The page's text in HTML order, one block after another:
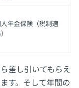
年金保険（税制適
差し引いてもらえ
す。そして年間の